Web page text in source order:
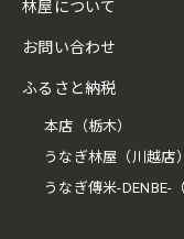
林屋について
お問い合わせ
ふるさと納税
本店（栃木）
うなぎ林屋（川越店）
うなぎ傳米-DENBE-